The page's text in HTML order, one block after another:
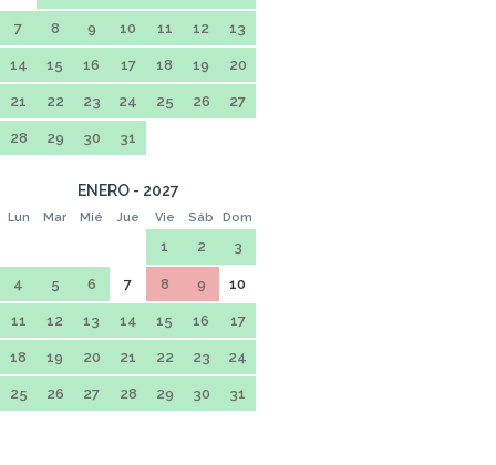
7 8 9 10 11 12 13
14 15 16 17 18 19 20
21 22 23 24 25 26 27
28 29 30 31
ENERO - 2027
Lun Mar Mié Jue Vie Sáb Dom
1 2 3
4 5 6 7 8 9 10
11 12 13 14 15 16 17
18 19 20 21 22 23 24
25 26 27 28 29 30 31